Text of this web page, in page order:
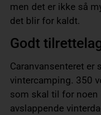
men det er ikke så
det blir for kaldt.
Godt
Caranvansenteret
vintercamping. 350
som skal til for noen
avslappende